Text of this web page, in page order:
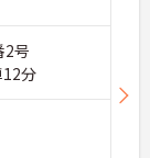
2号
分